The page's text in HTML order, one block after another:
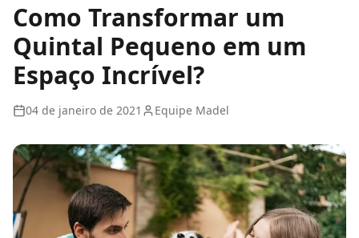
Como Transformar um
Quintal Pequeno em um
Espaço Incrível?
04 de janeiro de 2021 Equipe Madel